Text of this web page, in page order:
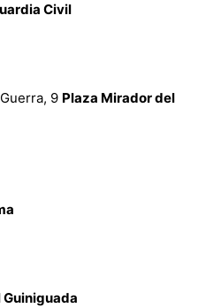
Civil
9 Plaza Mirador del
Guiniguada